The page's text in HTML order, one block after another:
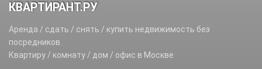
КВАРТИРАНТ.РУ
Аренда / сдать / снять / купить недвижимость без
посредников.
Квартиру / комнату / дом / офис в Москве